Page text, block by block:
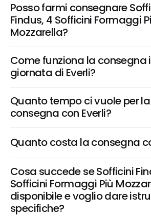
Posso farmi consegnare
Findus, 4 Sofficini Formaggi
Mozzarella?
Come funziona la consegna
giornata di Everli?
Quanto tempo ci vuole per la
consegna con Everli?
Quanto costa la consegna
Cosa succede se Sofficini
Sofficini Formaggi Più
disponibile e voglio dare
specifiche?